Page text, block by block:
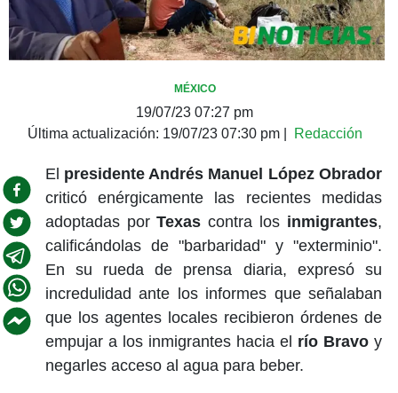
MÉXICO
19/07/23 07:27 pm
Última actualización: 19/07/23 07:30 pm| Redacción
El presidente Andrés Manuel López Obrador
criticó enérgicamente las recientes medidas
adoptadas porTexas contra los inmigrantes,
calificándolas de "barbaridad" y "exterminio".
En su rueda de prensa diaria, expresó su
incredulidad ante los informes que señalaban
que los agentes locales recibieron órdenes de
empujar a los inmigrantes hacia el río Bravo y
negarles acceso al agua para beber.